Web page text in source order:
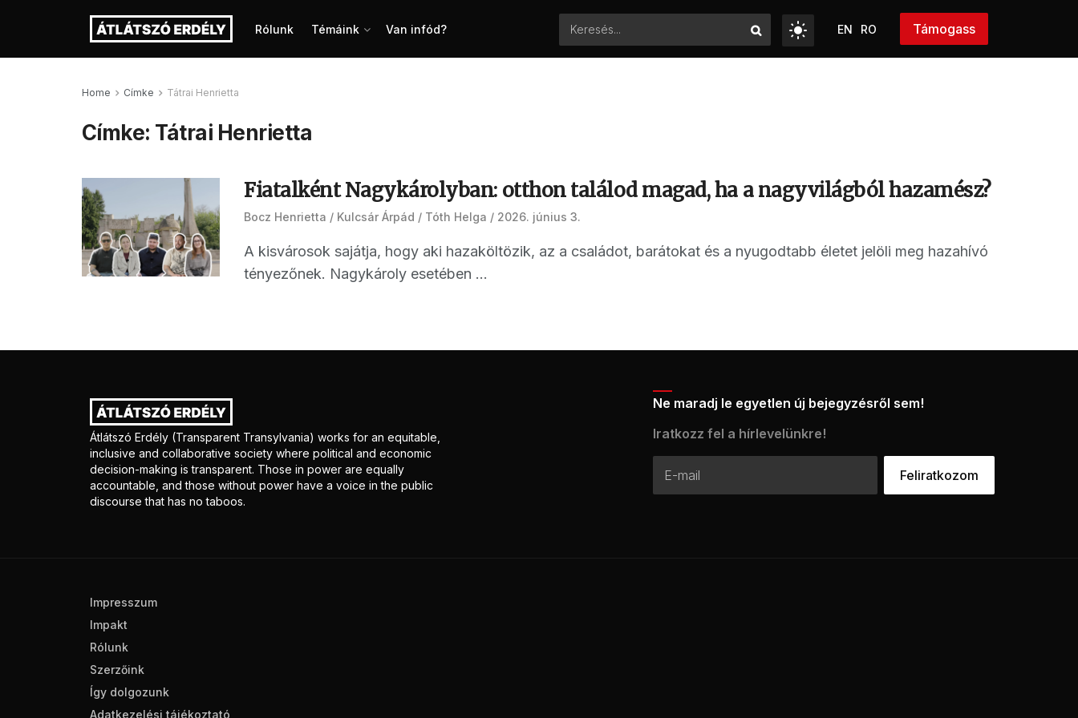
Rólunk Témáink Van infód? EN RO Támogass
Home Címke Tátrai Henrietta
Címke: Tátrai Henrietta
Fiatalként Nagykárolyban: otthon találod magad, ha a nagyvilágból hazamész?
Bocz Henrietta Kulcsár Árpád Tóth Helga 2026. június 3.
A kisvárosok sajátja, hogy aki hazaköltözik, az a családot, barátokat és a nyugodtabb életet jelöli meg hazahívó
tényezőnek. Nagykároly esetében ...
Átlátszó Erdély (Transparent Transylvania) works for an equitable,
inclusive and collaborative society where political and economic
decision-making is transparent. Those in power are equally
accountable, and those without power have a voice in the public
discourse that has no taboos.
Ne maradj le egyetlen új bejegyzésről sem!
Iratkozz fel a hírlevelünkre!
Impresszum
Impakt
Rólunk
Szerzőink
Így dolgozunk
Adatkezelési tájékoztató